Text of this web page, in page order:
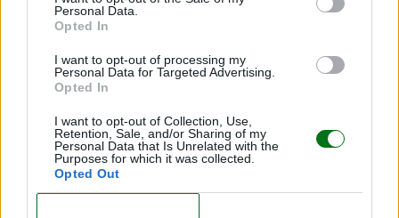
Personal Data.
Opted In
I want to opt-out of processing my
Personal Data for Targeted Advertising.
Opted In
I want to opt-out of Collection, Use,
Retention, Sale, and/or Sharing of my
Personal Data that Is Unrelated with the
Purposes for which it was collected.
Opted Out
Nombres rumanos para niño y niña: ¡los 50 más
populares!
LEER